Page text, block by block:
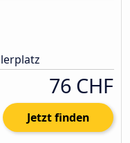
76 CHF
Jetzt finden